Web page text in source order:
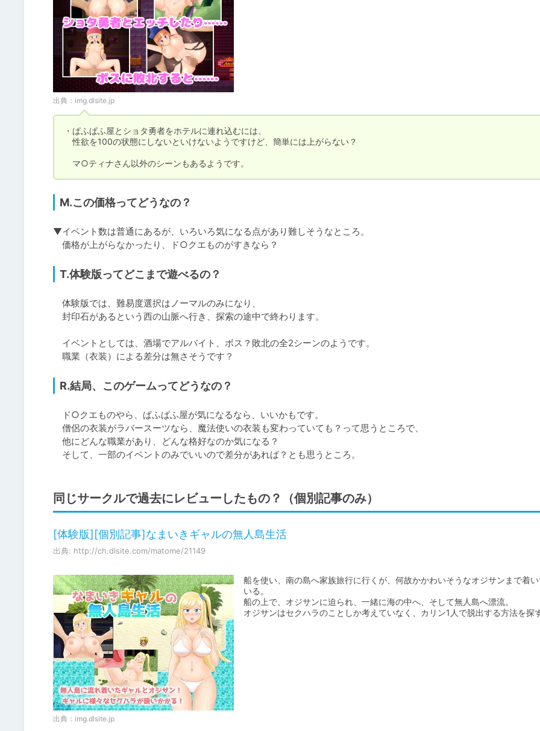
出典： img.dlsite.jp
・ぱふぱふ屋とショタ勇者をホテルに連れ込むには、
性欲を100の状態にしないといけないようですけど、簡単には上がらない？
マ○ティナさん以外のシーンもあるようです。
M.この価格ってどうなの？
▼イベント数は普通にあるが、いろいろ気になる点があり難しそうなところ。
価格が上がらなかったり、ド○クエものがすきなら？
T.体験版ってどこまで遊べるの？
体験版では、難易度選択はノーマルのみになり、
封印石があるという西の山脈へ行き、探索の途中で終わります。
イベントとしては、酒場でアルバイト、ボス？敗北の全2シーンのようです。
職業（衣装）による差分は無さそうです？
R.結局、このゲームってどうなの？
ド○クエものやら、ぱふぱふ屋が気になるなら、いいかもです。
僧侶の衣装がラバースーツなら、魔法使いの衣装も変わっていても？って思うところで、
他にどんな職業があり、どんな格好なのか気になる？
そして、一部のイベントのみでいいので差分があれば？とも思うところ。
同じサークルで過去にレビューしたもの？（個別記事のみ）
[体験版][個別記事]なまいきギャルの無人島生活
出典: http://ch.dlsite.com/matome/21149
出典： img.dlsite.jp
船を使い、南の島へ家族旅行に行くが、何故かかわいそうなオジサンまで着
いる。
船の上で、オジサンに迫られ、一緒に海の中へ、そして無人島へ漂流。
オジサンはセクハラのことしか考えていなく、カリン1人で脱出する方法を探